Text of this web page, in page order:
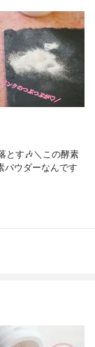
加水分解ヒアルロ
、クエン酸、シク
ア果実エキス、グ
ツ発酵液、ペンチ
ーゼ、加水分解
、ローズマリー葉
果実エキス、リ
ゼ、リン酸、ニオ
、オレンジ果皮
、ライム油、ユズ
花油
とす🎶＼この酵素
パウダーなんです